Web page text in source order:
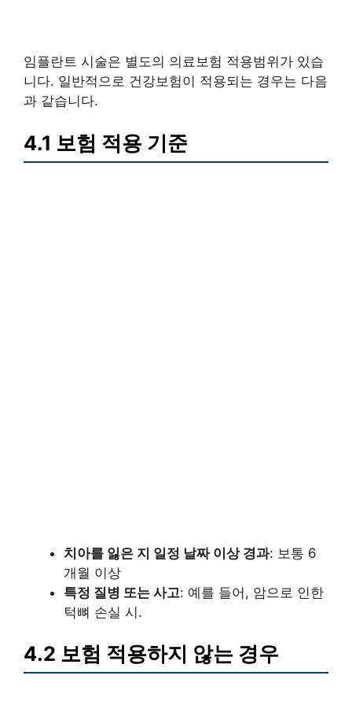
임플란트 시술은 별도의 의료보험 적용범위가 있습
니다. 일반적으로 건강보험이 적용되는 경우는 다음
과 같습니다.
4.1 보험 적용 기준
치아를 잃은 지 일정 날짜 이상 경과: 보통 6
개월 이상
특정 질병 또는 사고: 예를 들어, 암으로 인한
턱뼈 손실 시.
4.2 보험 적용하지 않는 경우